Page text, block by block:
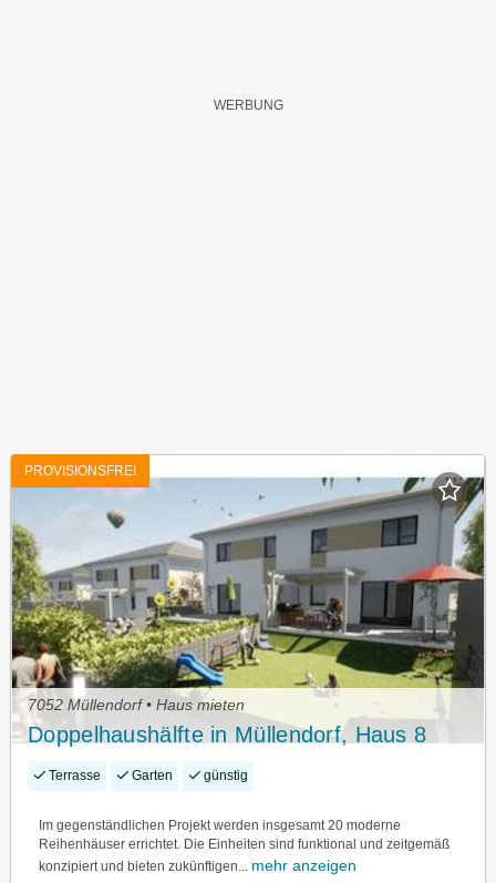
PROVISIONSFREI
7052 Müllendorf • Haus mieten
Doppelhaushälfte in Müllendorf, Haus 8
Terrasse Garten günstig
Im gegenständlichen Projekt werden insgesamt 20 moderne
Reihenhäuser errichtet. Die Einheiten sind funktional und zeitgemäß
konzipiert und bieten zukünftigen... mehr anzeigen